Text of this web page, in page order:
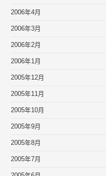
2006年4月
2006年3月
2006年2月
2006年1月
2005年12月
2005年11月
2005年10月
2005年9月
2005年8月
2005年7月